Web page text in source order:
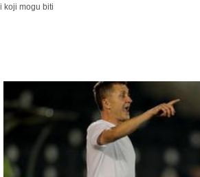
koji mogu biti